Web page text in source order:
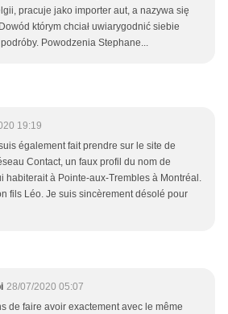
pracuje jako importer aut, a nazywa się
którym chciał uwiarygodnić siebie
Powodzenia Stephane...
19:19
également fait prendre sur le site de
Contact, un faux profil du nom de
habiterait à Pointe-aux-Trembles à Montréal.
fils Léo. Je suis sincèrement désolé pour
28/07/2020 05:07
de faire avoir exactement avec le même